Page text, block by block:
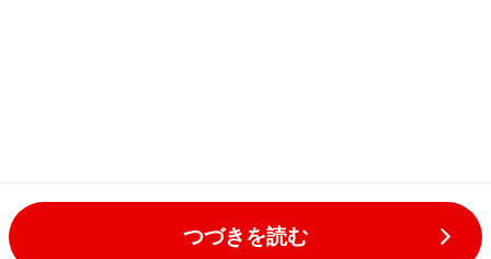
つづきを読む